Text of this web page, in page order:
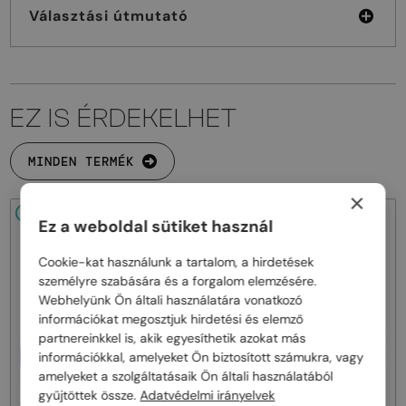
Választási útmutató
EZ IS ÉRDEKELHET
MINDEN TERMÉK
EGYFÓKUSZÚ LENCSÉVEL PLUSZ
25 000 FT
Philipp Plein —Optikai keretek
25 000 FT
Philipp Plein
×
Ez a weboldal sütiket használ
Cookie-kat használunk a tartalom, a hirdetések
személyre szabására és a forgalom elemzésére.
Webhelyünk Ön általi használatára vonatkozó
információkat megosztjuk hirdetési és elemző
partnereinkkel is, akik egyesíthetik azokat más
információkkal, amelyeket Ön biztosított számukra, vagy
amelyeket a szolgáltatásaik Ön általi használatából
gyűjtöttek össze.Adatvédelmi irányelvek